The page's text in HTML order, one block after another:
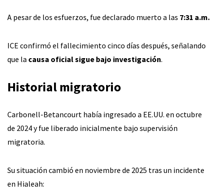
A pesar de los esfuerzos, fue declarado muerto a las 7:31 a.m.
ICE confirmó el fallecimiento cinco días después, señalando
que la causa oficial sigue bajo investigación.
Historial migratorio
Carbonell-Betancourt había ingresado a EE.UU. en octubre
de 2024 y fue liberado inicialmente bajo supervisión
migratoria.
Su situación cambió en noviembre de 2025 tras un incidente
en Hialeah: